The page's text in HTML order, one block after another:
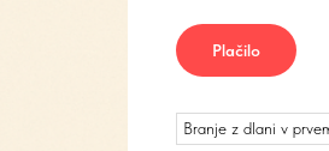
Plačilo
Branje z dlani v